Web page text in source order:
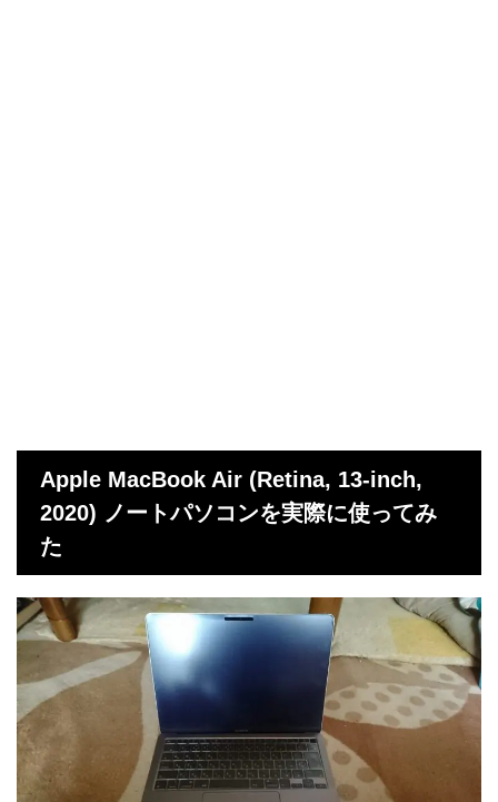
Apple MacBook Air (Retina, 13-inch,
2020) ノートパソコンを実際に使ってみ
た